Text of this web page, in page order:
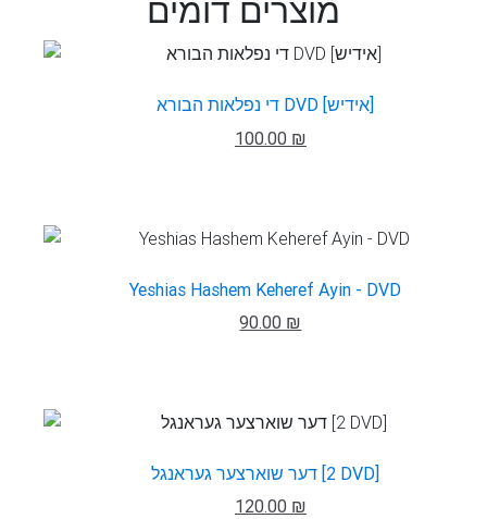
מוצרים דומים
די נפלאות הבורא DVD [אידיש]
100.00 ₪
Yeshias Hashem Keheref Ayin - DVD
90.00 ₪
דער שוארצער געראנגל [2 DVD]
120.00 ₪